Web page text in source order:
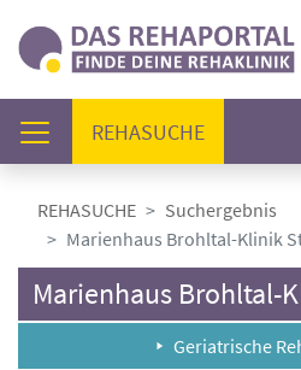
REHASUCHE(AKTUELL)
REHASUCHE
Suchergebnis
Marienhaus Brohltal-Klinik
Marienhaus Brohltal-
Geriatrische